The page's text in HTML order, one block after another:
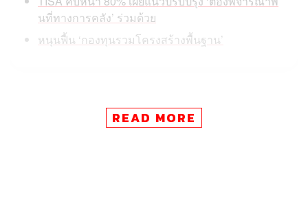
นที่ทางการคลัง’ ร่วมด้วย
หนุนฟื้น ‘กองทุนรวมโครงสร้างพื้นฐาน’
วันนี้ (11 มิถุนายน) ดร.สันติธาร เสถียรไทย ผู้ช่วยรัฐมนตรี
ประจำกระทรวงการคลัง เปิดเผยหลังการประชุมหารือกับ
READ MORE